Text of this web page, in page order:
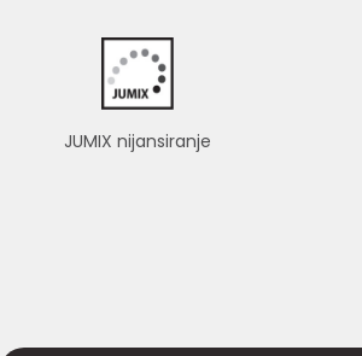
JUMIX nijansiranje